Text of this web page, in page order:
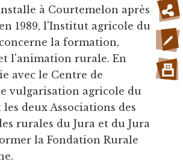
à Courtemelon après
1989, l'Institut agricole du
la formation,
l'animation rurale. En
avec le Centre de
vulgarisation agricole du
deux Associations des
rurales du Jura et du Jura
la Fondation Rurale